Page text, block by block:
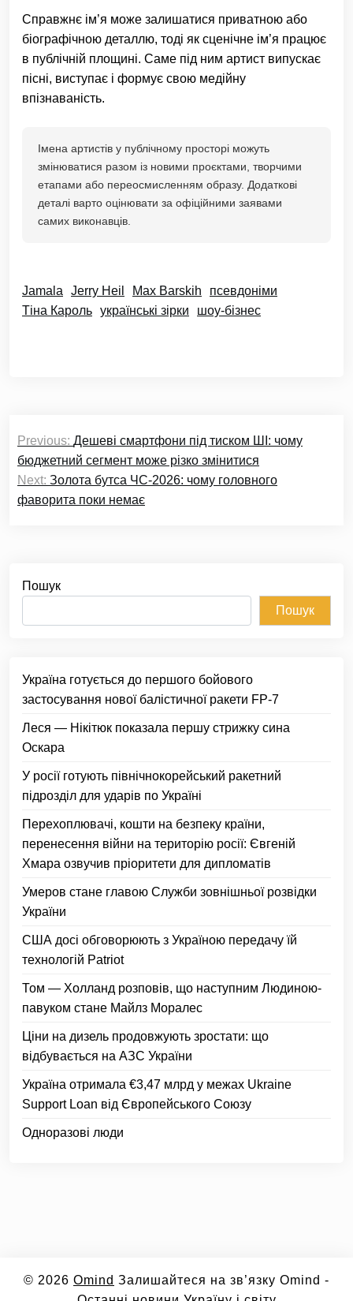
Справжнє ім’я може залишатися приватною або
біографічною деталлю, тоді як сценічне ім’я працює
в публічній площині. Саме під ним артист випускає
пісні, виступає і формує свою медійну
впізнаваність.
Імена артистів у публічному просторі можуть
змінюватися разом із новими проєктами, творчими
етапами або переосмисленням образу. Додаткові
деталі варто оцінювати за офіційними заявами
самих виконавців.
Jamala Jerry Heil Max Barskih
псевдоніми
Тіна Кароль українські зірки шоу-бізнес
записів
Previous: Дешеві смартфони під тиском ШІ: чому
бюджетний сегмент може різко змінитися
Next: Золота бутса ЧС-2026: чому головного
фаворита поки немає
Пошук
Пошук
Україна готується до першого бойового
застосування нової балістичної ракети FP-7
Леся — Нікітюк показала першу стрижку сина
Оскара
У росії готують північнокорейський ракетний
підрозділ для ударів по Україні
Перехоплювачі, кошти на безпеку країни,
перенесення війни на територію росії: Євгеній
Хмара озвучив пріоритети для дипломатів
Умеров стане главою Служби зовнішньої розвідки
України
США досі обговорюють з Україною передачу їй
технологій Patriot
Том — Холланд розповів, що наступним Людиною-
павуком стане Майлз Моралес
Ціни на дизель продовжують зростати: що
відбувається на АЗС України
Україна отримала €3,47 млрд у межах Ukraine
Support Loan від Європейського Союзу
Одноразові люди
© 2026 Omind Залишайтеся на зв’язку Omind -